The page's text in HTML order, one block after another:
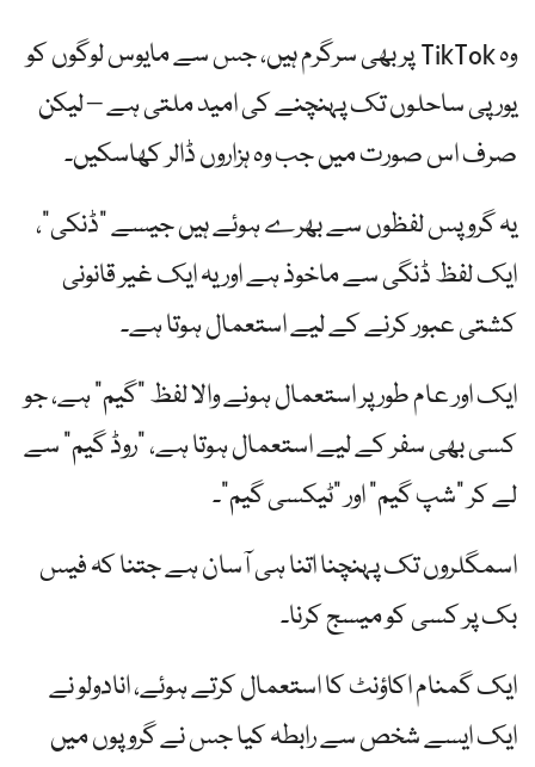
وہ TikTok پر بھی سرگرم ہیں، جس سے مایوس لوگوں کو
یورپی ساحلوں تک پہنچنے کی امید ملتی ہے – لیکن
صرف اس صورت میں جب وہ ہزاروں ڈالر کھاسکیں۔
یہ گروپس لفظوں سے بھرے ہوئے ہیں جیسے "ڈنکی”،
ایک لفظ ڈنگی سے ماخوذ ہے اور یہ ایک غیر قانونی
کشتی عبور کرنے کے لیے استعمال ہوتا ہے۔
ایک اور عام طور پر استعمال ہونے والا لفظ "گیم” ہے، جو
کسی بھی سفر کے لیے استعمال ہوتا ہے، "روڈ گیم” سے
لے کر "شپ گیم” اور "ٹیکسی گیم”۔
اسمگلروں تک پہنچنا اتنا ہی آسان ہے جتنا کہ فیس
بک پر کسی کو میسج کرنا۔
ایک گمنام اکاؤنٹ کا استعمال کرتے ہوئے، انادولو نے
ایک ایسے شخص سے رابطہ کیا جس نے گروپوں میں